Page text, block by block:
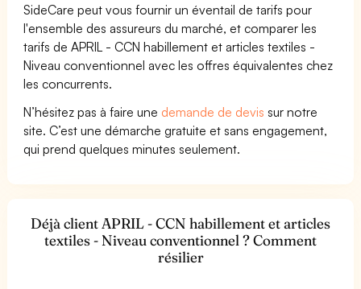
SideCare peut vous fournir un éventail de tarifs pour
l'ensemble des assureurs du marché, et comparer les
tarifs de APRIL - CCN habillement et articles textiles -
Niveau conventionnel avec les offres équivalentes chez
les concurrents.
N’hésitez pas à faire une demande de devis sur notre
site. C’est une démarche gratuite et sans engagement,
qui prend quelques minutes seulement.
Déjà client APRIL - CCN habillement et articles
textiles - Niveau conventionnel ? Comment
résilier